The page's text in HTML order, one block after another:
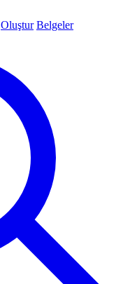
Oluştur Belgeler